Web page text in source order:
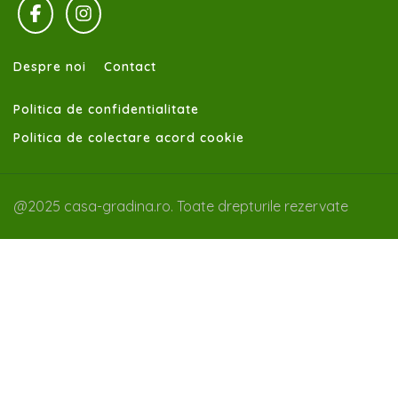
Despre noi Contact
Politica de confidentialitate
Politica de colectare acord cookie
@2025 casa-gradina.ro. Toate drepturile rezervate